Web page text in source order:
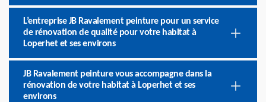
L’entreprise JB Ravalement peinture pour un service
de rénovation de qualité pour votre habitat à
Loperhet et ses environs
JB Ravalement peinture vous accompagne dans la
rénovation de votre habitat à Loperhet et ses
environs